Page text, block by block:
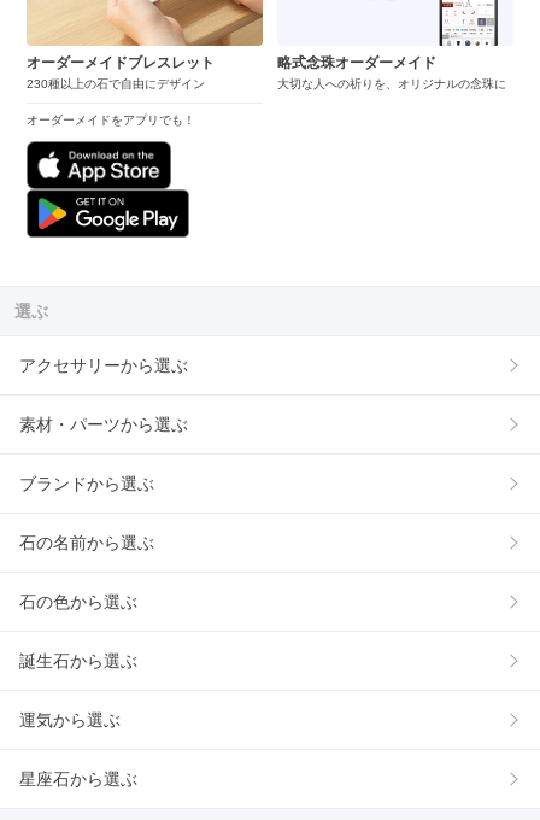
オーダーメイドブレスレット
230種以上の石で自由にデザイン
オーダーメイドをアプリでも！
略式念珠オーダーメイド
大切な人への祈りを、オリジナルの念珠に
選ぶ
アクセサリーから選ぶ
素材・パーツから選ぶ
ブランドから選ぶ
石の名前から選ぶ
石の色から選ぶ
誕生石から選ぶ
運気から選ぶ
星座石から選ぶ